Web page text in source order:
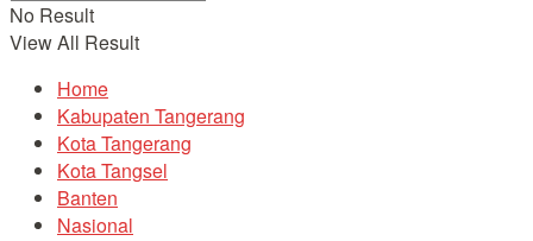
No Result
View All Result
Home
Kabupaten Tangerang
Kota Tangerang
Kota Tangsel
Banten
Nasional